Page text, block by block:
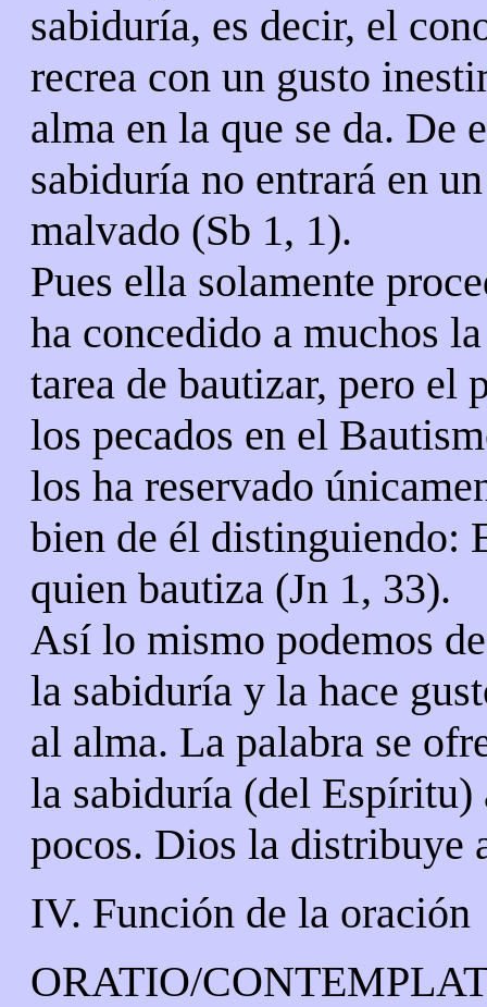
sabiduría, es decir, el
recrea con un gusto
alma en la que se da. De
sabiduría no entrará en
malvado (Sb 1, 1).
Pues ella solamente
ha concedido a muchos la
tarea de bautizar, pero el
los pecados en el
los ha reservado
bien de él distinguiendo:
quien bautiza (Jn 1, 33).
Así lo mismo podemos
la sabiduría y la hace
al alma. La palabra se
la sabiduría (del Espíritu)
pocos. Dios la distribuye
IV. Función de la oración
ORATIO/